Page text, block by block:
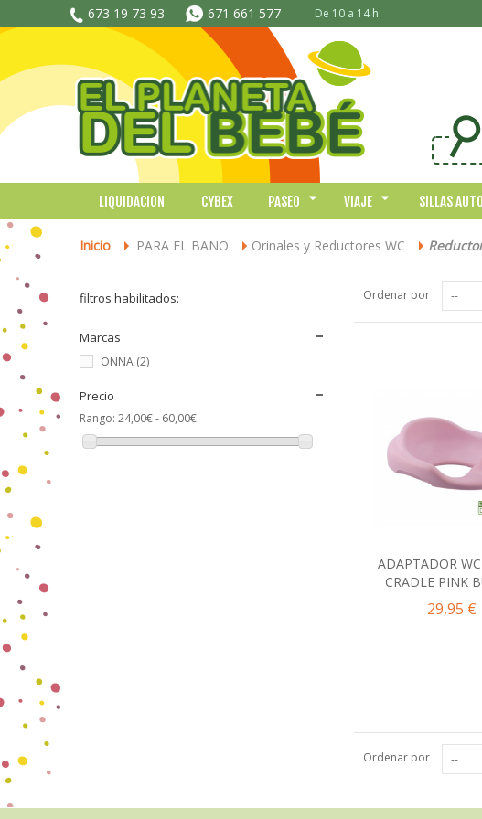
673 19 73 93 671 661 577 De 10 a 14 h.
LIQUIDACION CYBEX PASEO VIAJE SILLAS AUTO
Inicio > PARA EL BAÑO > Orinales y Reductores WC >
filtros habilitados:
Marcas
ONNA (2)
Precio
Rango: 24,00€ - 60,00€
Ordenar por --
Comprar
ADAPTADOR
CRADLE PINK
29,95 €
Ordenar por --